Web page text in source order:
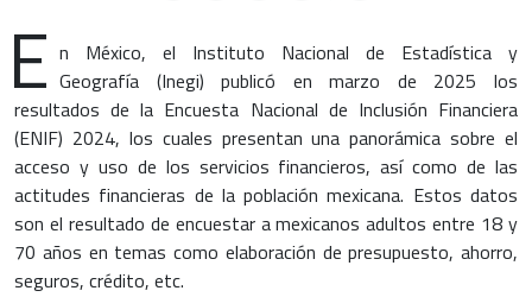
E n México, el Instituto Nacional de Estadística y
Geografía (Inegi) publicó en marzo de 2025 los
resultados de la Encuesta Nacional de Inclusión Financiera
(ENIF) 2024, los cuales presentan una panorámica sobre el
acceso y uso de los servicios financieros, así como de las
actitudes financieras de la población mexicana. Estos datos
son el resultado de encuestar a mexicanos adultos entre 18 y
70 años en temas como elaboración de presupuesto, ahorro,
seguros, crédito, etc.